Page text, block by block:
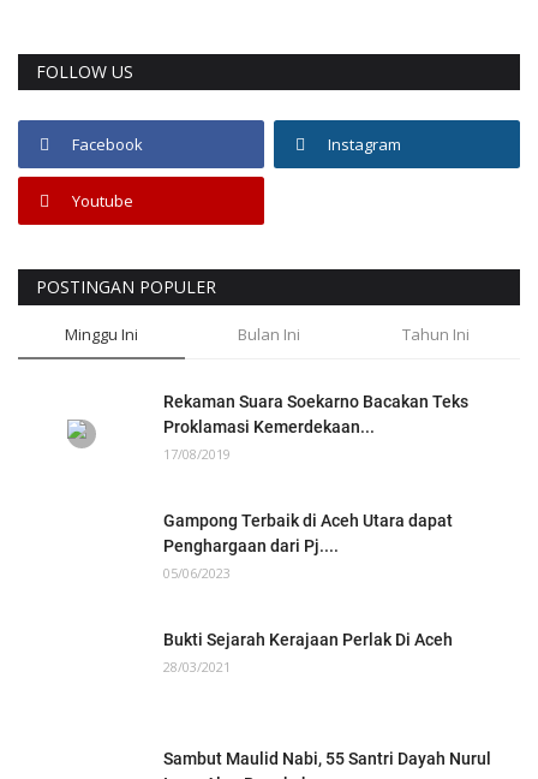
FOLLOW US
Facebook Instagram
Youtube
POSTINGAN POPULER
Minggu Ini Bulan Ini Tahun Ini
Rekaman Suara Soekarno Bacakan Teks
Proklamasi Kemerdekaan...
17/08/2019
Gampong Terbaik di Aceh Utara dapat
Penghargaan dari Pj....
05/06/2023
Bukti Sejarah Kerajaan Perlak Di Aceh
28/03/2021
Sambut Maulid Nabi, 55 Santri Dayah Nurul